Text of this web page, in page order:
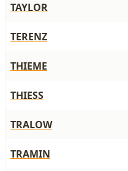
TAYLOR
TERENZ
THIEME
THIESS
TRALOW
TRAMIN